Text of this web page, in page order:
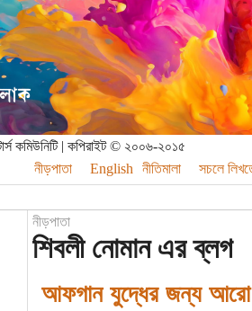
কমিউনিটি | কপিরাইট © ২০০৬-২০১৫
নীড়পাতা
English নীতিমালা সচলে
নীড়পাতা
শিবলী নোমান এর ব্লগ
আফগান যুদ্ধের জন্য আরো